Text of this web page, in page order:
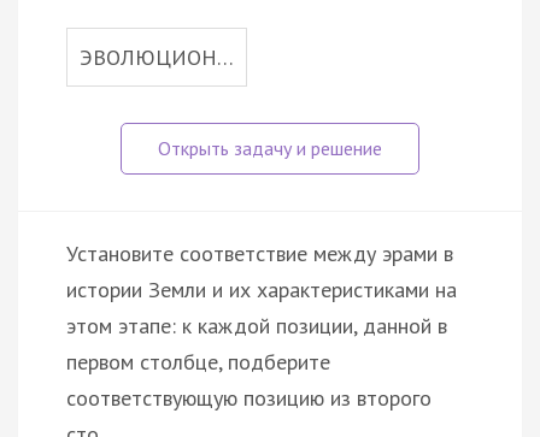
ЭВОЛЮЦИОН…
Установите соответствие между эрами в
истории Земли и их характеристиками на
этом этапе: к каждой позиции, данной в
первом столбце, подберите
соответствующую позицию из второго